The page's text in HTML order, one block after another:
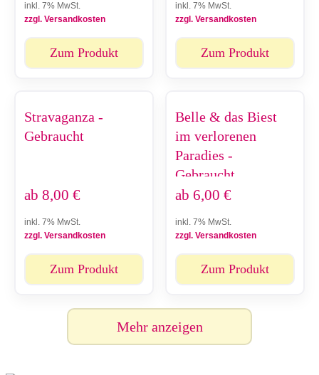
inkl. 7% MwSt.
zzgl. Versandkosten
Zum Produkt
inkl. 7% MwSt.
zzgl. Versandkosten
Zum Produkt
Stravaganza -
Gebraucht
ab 8,00 €
inkl. 7% MwSt.
zzgl. Versandkosten
Zum Produkt
Belle & das Biest
im verlorenen
Paradies -
Gebraucht
ab 6,00 €
inkl. 7% MwSt.
zzgl. Versandkosten
Zum Produkt
Mehr anzeigen